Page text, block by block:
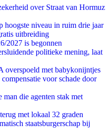
over Straat van Hormuz
hoogste niveau in ruim drie jaar
uitbreiding
2027 is begonnen
politieke mening, laat
overspoeld met babykonijntjes
voor schade door
die agenten stak met
met lokaal 32 graden
staatsburgerschap bij